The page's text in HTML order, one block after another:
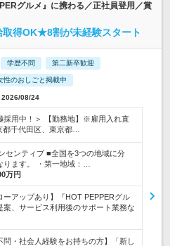
グルメ』に携わる／正社員登用／賞
取得OK★8割が未経験スタート
学歴不問 第二新卒歓迎
性のおしごと掲載中
2026/08/24
採用中！＞ 【勤務地】※雇用入れ直
千代田区、東京都…
センティブ ■全国を3つの地域に分
ります。 ・第一地域：…
万円
ーアップあり】『HOT PEPPERグル
案、サービス利用後のサポート業務な
問・社会人経験をお持ちの方】「新し